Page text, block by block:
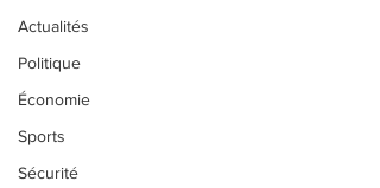
Actualités
Politique
Économie
Sports
Sécurité